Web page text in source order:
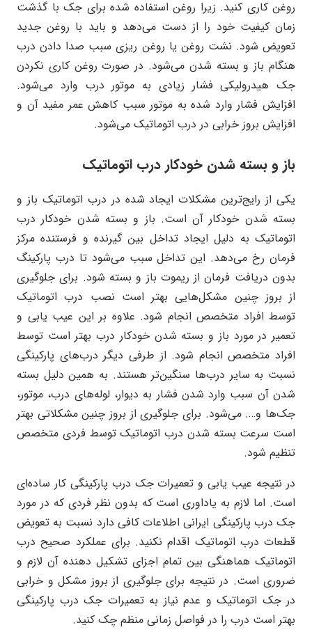
روغن کاری کنید. زیرا روغن استفاده شده برای جک با گذشت
زمان کیفیت خود را از دست می‌دهد و باید با روغن جدید
تعویض شود. نشت روغن یا روغن ریزی سبب صدا دادن درب
هنگام باز و بسته شدن می‌شود. در صورت روغن کاری نکردن
جک هیدرولیکی فشار زیادی به موتور درب وارد می‌شود.
افزایش فشار وارد شده به موتور سبب کاهش عمر مفید آن و
افزایش بروز خرابی در درب اتوماتیک می‌شود.
باز و بسته شدن خودکار درب اتوماتیک
یکی از رایج‌ترین مشکلات ایجاد شده در درب اتوماتیک باز و
بسته شدن خودکار آن است. باز و بسته شدن خودکار درب
اتوماتیک به دلیل ایجاد تداخل بین گیرنده و فرستنده مرکز
فرمان رخ می‌دهد. این تداخل سبب می‌شود تا درب پارکینگ
بدون دریافت فرمان از ریموت باز و بسته شود. برای جلوگیری
از بروز چنین مشکل‌هایی بهتر است نصب درب اتوماتیک
توسط افراد متخصص انجام شود. علاوه بر این عیب یابی و
تعمیر در مورد باز و بسته شدن خودکار درب بهتر است توسط
افراد متخصص انجام شود. از طرفی دیگر درب‌های پارکینگی
نسبت به سایر درب‌ها سنگین‌تر هستند. به همین دلیل بسته
شدن آن سبب وارد شدن فشار به دیوار، لوله‌های درب، موتور،
جک‌ها و…. می‌شود. برای جلوگیری از بروز چنین مشکلاتی بهتر
است سرعت بسته شدن درب اتوماتیک توسط فردی متخصص
تنظیم شود.
در نتیجه عیب یابی و تعمیرات جک درب پارکینگی کار ساده‌ای
است. اما لازم به یاداوری است که بدون نظر فردی که در مورد
جک درب پارکینگی ایرانی اطلاعات کافی دارد نسبت به تعویض
قطعات درب اتوماتیک اقدام نکنید. برای عملکرد صحیح درب
اتوماتیک هماهنگی بین تمام اجزای تشکیل دهنده آن لازم و
ضروری است. در نتیجه برای جلوگیری از بروز مشکل و خرابی
در جک اتوماتیک و عدم نیاز به تعمیرات جک درب پارکینگی
بهتر است درب را در فواصل زمانی منظم چک کنید.